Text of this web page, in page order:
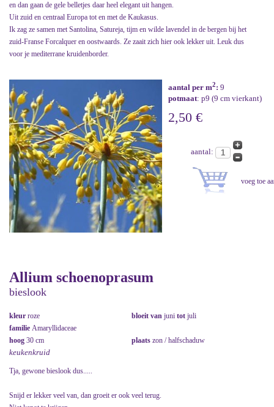
en dan gaan de gele belletjes daar heel elegant uit hangen.
Uit zuid en centraal Europa tot en met de Kaukasus.
Ik zag ze samen met Santolina, Satureja, tijm en wilde lavendel in de bergen bij het
zuid-Franse Forcalquer en oostwaards. Ze zaait zich hier ook lekker uit. Leuk dus
voor je mediterrane kruidenborder.
aantal per m2: 9
potmaat: p9 (9 cm vierkant)
2,50 €
aantal:
Allium schoenoprasum
bieslook
kleur roze bloeit van juni tot juli
familie Amaryllidaceae
hoog 30 cm plaats zon / halfschaduw
keukenkruid
Tja, gewone bieslook dus.....
Snijd er lekker veel van, dan groeit er ook veel terug.